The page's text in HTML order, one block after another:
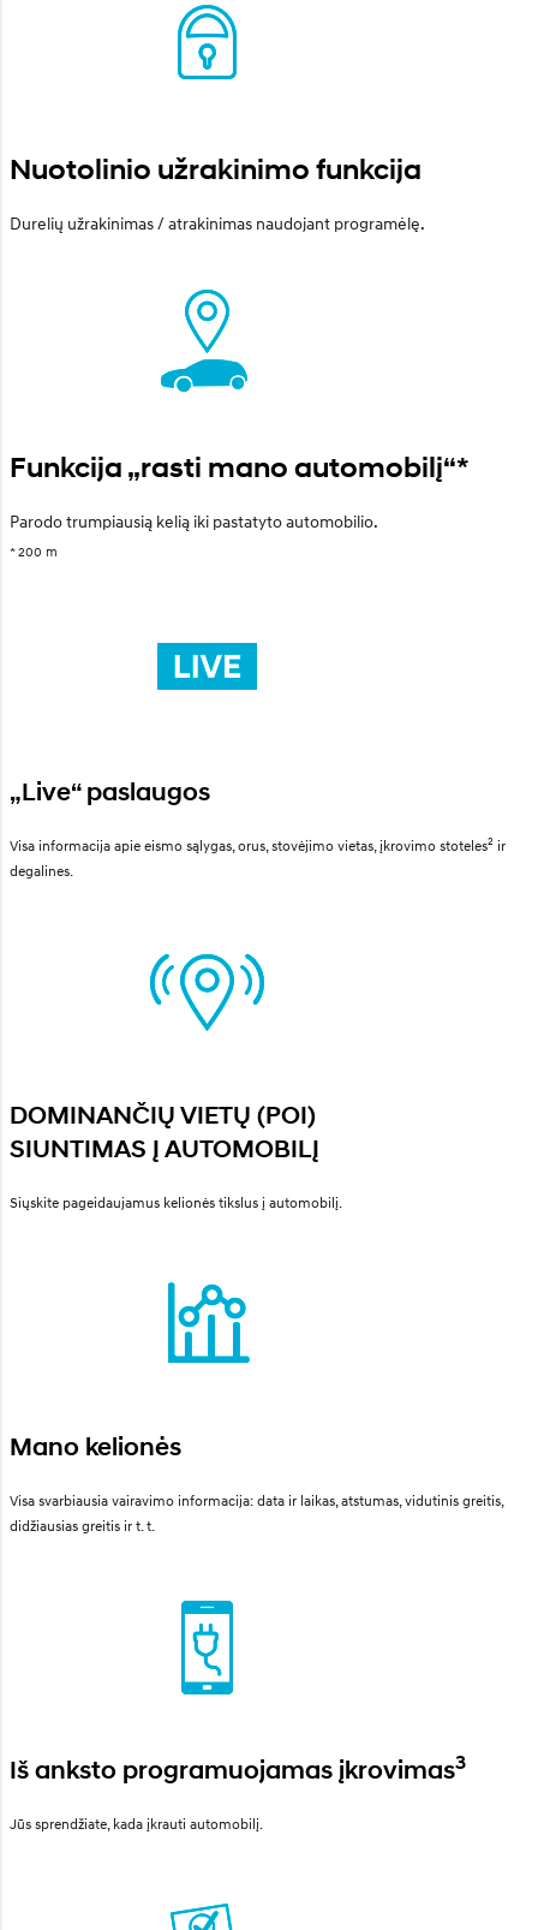
Nuotolinio užrakinimo funkcija
Durelių užrakinimas / atrakinimas naudojant programėlę.
Funkcija „rasti mano automobilį“*
Parodo trumpiausią kelią iki pastatyto automobilio.
* 200 m
„Live“ paslaugos
Visa informacija apie eismo sąlygas, orus, stovėjimo vietas, įkrovimo stoteles2ir
degalines.
DOMINANČIŲ VIETŲ (POI)
SIUNTIMAS Į AUTOMOBILĮ
Siųskite pageidaujamus kelionės tikslus į automobilį.
Mano kelionės
Visa svarbiausia vairavimo informacija: data ir laikas, atstumas, vidutinis greitis,
didžiausias greitis ir t. t.
Iš anksto programuojamas įkrovimas3
Jūs sprendžiate, kada įkrauti automobilį.